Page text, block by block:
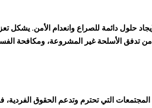
حلول دائمة للصراع وانعدام الأمن. يشكل
تدفق الأسلحة غير المشروعة، ومكافحة
المجتمعات التي تحترم وتدعم الحقوق الفردية،